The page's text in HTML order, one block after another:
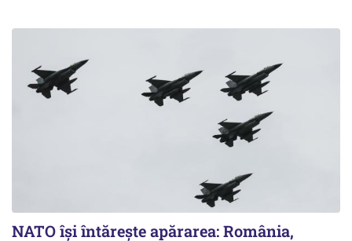
NATO își întărește apărarea: România,